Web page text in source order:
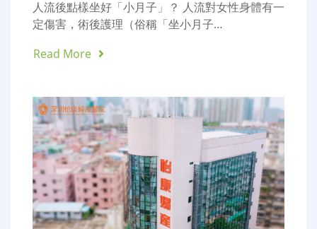
人流後點樣坐好「小月子」？ 人流對女性身體有一
定傷害，術後護理（俗稱「坐小月子…
Read More